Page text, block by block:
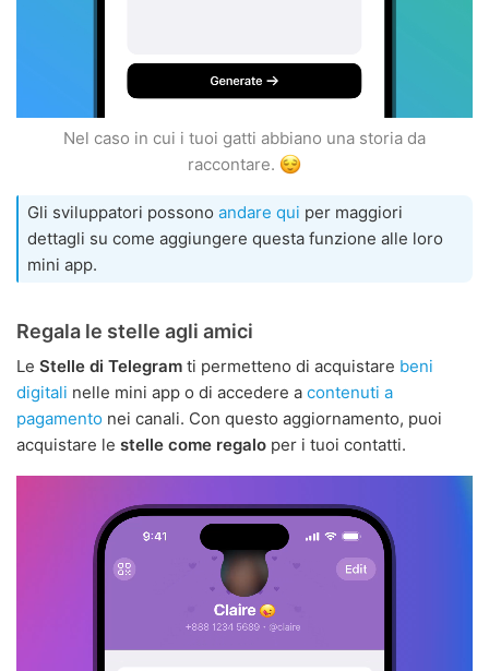
Nel caso in cui i tuoi gatti abbiano una storia da
raccontare.
Gli sviluppatori possono andare qui per maggiori
dettagli su come aggiungere questa funzione alle loro
mini app.
Regala le stelle agli amici
Le Stelle di Telegram ti permetteno di acquistare beni
digitali nelle mini app o di accedere a contenuti a
pagamento nei canali. Con questo aggiornamento, puoi
acquistare le stelle come regalo per i tuoi contatti.